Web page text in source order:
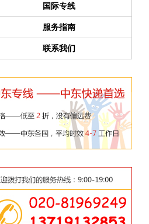
国际专线
服务指南
联系我们